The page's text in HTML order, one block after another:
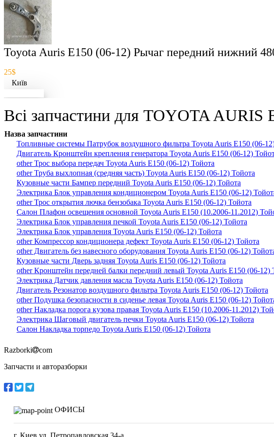
Toyota Auris E150 (06-12) Рычаг передний нижний
25$
Київ
Всі запчастини для TOYOTA AURIS
Назва запчастини
Топливные системы Патрубок воздушного фильтра Toyota Auris E150 (06-
Двигатель Кронштейн крепления генератора Toyota Auris E150 (06-12)
other Трос выбора передач Toyota Auris E150 (06-12) Тойота
other Труба выхлопная (средняя часть) Toyota Auris E150 (06-12) Тойота
Кузовные части Бампер передний Toyota Auris E150 (06-12) Тойота
Электрика Блок управления кондиционером Toyota Auris E150 (06-12)
other Трос открытия лючка бензобака Toyota Auris E150 (06-12) Тойота
Салон Плафон освещения основной Toyota Auris E150 (10.2006-11.2012)
Электрика Блок управления печкой Toyota Auris E150 (06-12) Тойота
Электрика Блок управления Toyota Auris E150 (06-12) Тойота
other Компрессор кондиционера дефект Toyota Auris E150 (06-12) Тойота
other Двигатель без навесного оборудования Toyota Auris E150 (06-12)
Кузовные части Дверь задняя Toyota Auris E150 (06-12) Тойота
other Кронштейн передней балки передний левый Toyota Auris E150 (06-12)
Электрика Датчик давления масла Toyota Auris E150 (06-12) Тойота
Двигатель Резонатор воздушного фильтра Toyota Auris E150 (06-12) Тойота
other Подушка безопасности в сиденье левая Toyota Auris E150 (06-12)
other Накладка порога кузова правая Toyota Auris E150 (10.2006-11.2012)
Электрика Шаговый двигатель печки Toyota Auris E150 (06-12) Тойота
Салон Накладка торпедо Toyota Auris E150 (06-12) Тойота
Razborki
com
Запчасти и авторазборки
ОФИСЫ
г. Киев ул. Петропавловская 34-а